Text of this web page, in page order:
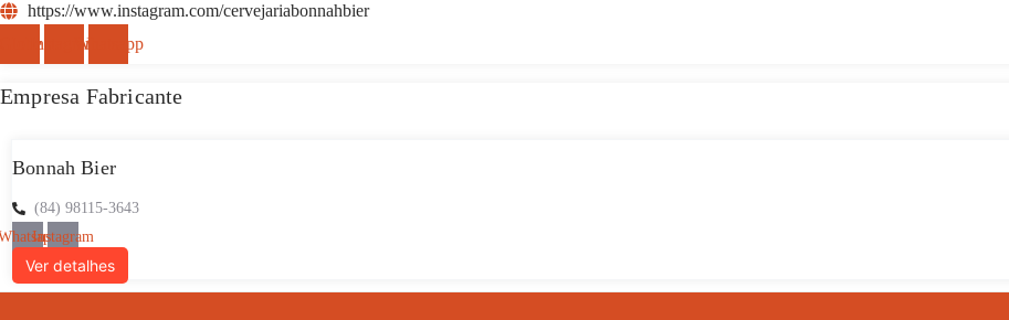
https://www.instagram.com/cervejariabonnahbier
InstagramWhatsapp
Empresa Fabricante
Bonnah Bier
(84) 98115-3643
Instagram
Ver detalhes